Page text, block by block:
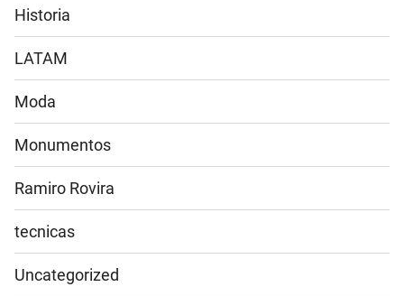
Historia
LATAM
Moda
Monumentos
Ramiro Rovira
tecnicas
Uncategorized